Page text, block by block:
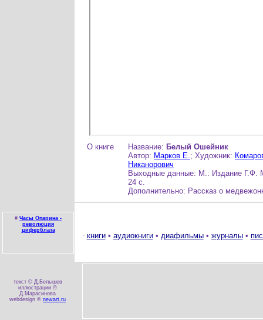
О книге Название: Белый Ошейник
Автор: Марков Е.; Художник:
Никанорович
Выходные данные: М.: Издание Г.Ф.
24 с.
Дополнительно: Рассказ о
# Часы Опарина -
революция
циферблата
книги• аудиокниги• диафильмы• журналы•
текст © Д.Белышев
иллюстрации ©
Д.Марасинова
webdesign © newart.ru